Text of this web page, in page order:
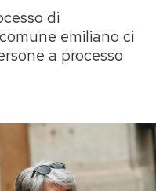
Storie/Idee
Ok Boomer!
Media
Mondiali calcio 2026
di
emiliano ci
a processo